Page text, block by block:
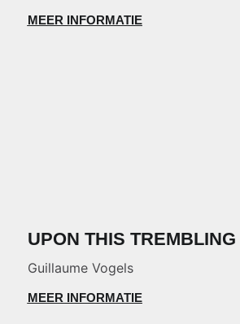
MEER INFORMATIE
UPON THIS
Guillaume Vogels
MEER INFORMATIE